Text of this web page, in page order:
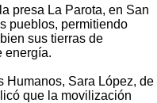
presa La Parota, en San
pueblos, permitiendo
sus tierras de
energía.
Humanos, Sara López, de
que la movilización